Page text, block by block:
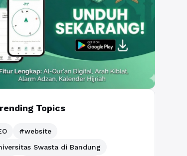
Topics
#website
Swasta di Bandung